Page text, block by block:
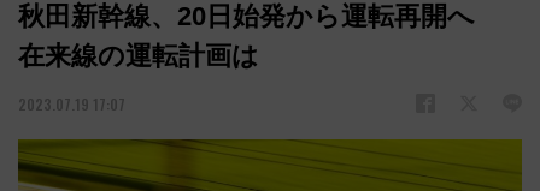
秋田新幹線、20日始発から運転再開へ
在来線の運転計画は
2023.07.19 17:07